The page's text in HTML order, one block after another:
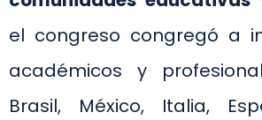
el congreso congregó a
académicos y
Brasil, México, Italia,